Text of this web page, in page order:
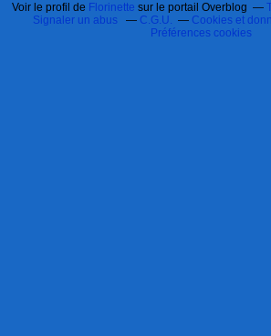
Voir le profil de Florinette sur le portail Overblog
Signaler un abus
C.G.U.
Cookies et
Préférences cookies